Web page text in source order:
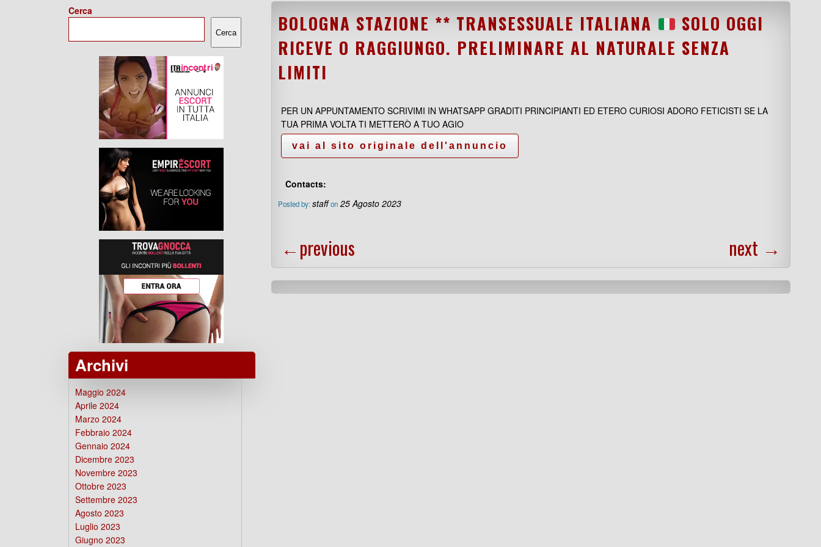
BOLOGNA STAZIONE ** TRANSESSUALE ITALIANA
SOLO OGGI
RICEVE O RAGGIUNGO. PRELIMINARE AL NATURALE SENZA
LIMITI
PER UN APPUNTAMENTO SCRIVIMI IN WHATSAPP GRADITI PRINCIPIANTI ED ETERO CURIOSI ADORO FETICISTI SE LA
TUA PRIMA VOLTA TI METTERÒ A TUO AGIO
Contacts:
Posted by:staff on 25 Agosto 2023
←previous next →
Cerca
Cerca
Archivi
Maggio 2024
Aprile 2024
Marzo 2024
Febbraio 2024
Gennaio 2024
Dicembre 2023
Novembre 2023
Ottobre 2023
Settembre 2023
Agosto 2023
Luglio 2023
Giugno 2023